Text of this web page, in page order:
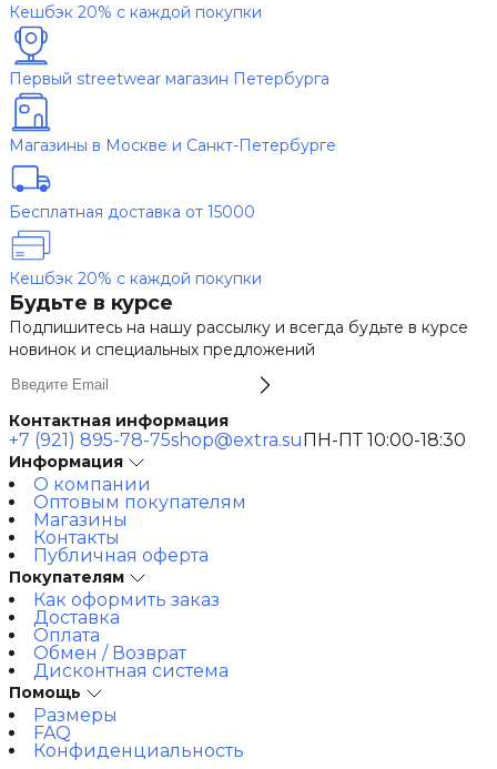
Кешбэк 20% с каждой покупки
Первый streetwear магазин Петербурга
Магазины в Москве и Санкт-Петербурге
Бесплатная доставка от 15000
Кешбэк 20% с каждой покупки
Будьте в курсе
Подпишитесь на нашу рассылку и всегда будьте в курсе
новинок и специальных предложений
Контактная информация
+7 (921) 895-78-75shop@extra.suПН-ПТ 10:00-18:30
Информация
О компании
Оптовым покупателям
Магазины
Контакты
Публичная оферта
Покупателям
Как оформить заказ
Доставка
Оплата
Обмен / Возврат
Дисконтная система
Помощь
Размеры
FAQ
Конфиденциальность